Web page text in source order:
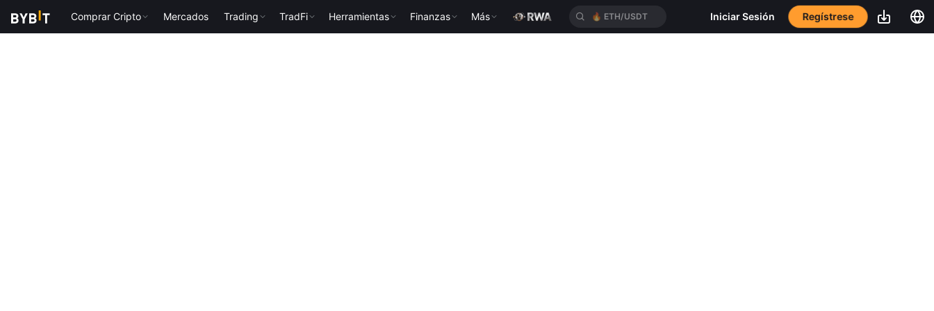
Comprar Cripto Mercados Trading TradFi Herramientas Finanzas Más 🔥 ETH/USDT Iniciar Sesión Regístrese